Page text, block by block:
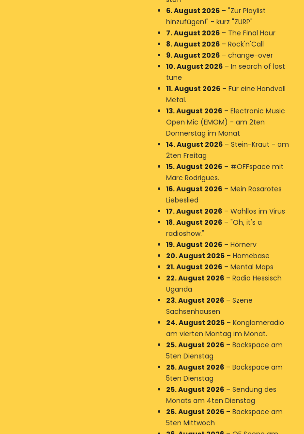
6. August 2026– "Zur Playlist
hinzufügen!" - kurz "ZURP"
7. August 2026– The Final Hour
8. August 2026– Rock'n'Call
9. August 2026– change-over
10. August 2026– In search of lost
tune
11. August 2026– Für eine Handvoll
Metal.
13. August 2026– Electronic Music
Open Mic (EMOM) - am 2ten
Donnerstag im Monat
14. August 2026– Stein-Kraut - am
2ten Freitag
15. August 2026– #OFFspace mit
Marc Rodrigues.
16. August 2026– Mein Rosarotes
Liebeslied
17. August 2026– Wahllos im Virus
18. August 2026– "Oh, it's a
radioshow."
19. August 2026– Hörnerv
20. August 2026– Homebase
21. August 2026– Mental Maps
22. August 2026– Radio Hessisch
Uganda
23. August 2026– Szene
Sachsenhausen
24. August 2026– Konglomeradio
am vierten Montag im Monat.
25. August 2026– Backspace am
5ten Dienstag
25. August 2026– Backspace am
5ten Dienstag
25. August 2026– Sendung des
Monats am 4ten Dienstag
26. August 2026– Backspace am
5ten Mittwoch